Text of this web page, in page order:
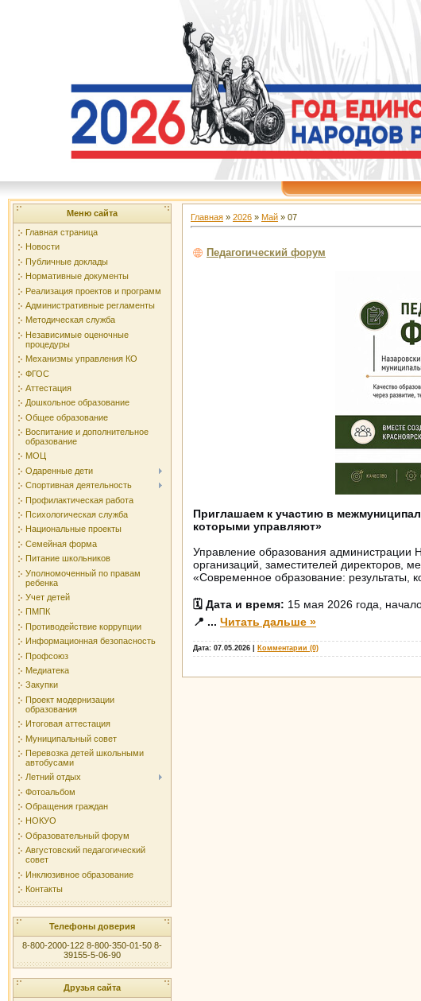
Меню сайта
Главная страница
Новости
Публичные доклады
Нормативные документы
Реализация проектов и программ
Административные регламенты
Методическая служба
Независимые оценочные
процедуры
Механизмы управления КО
ФГОС
Аттестация
Дошкольное образование
Общее образование
Воспитание и дополнительное
образование
МОЦ
Одаренные дети
Спортивная деятельность
Профилактическая работа
Психологическая служба
Национальные проекты
Семейная форма
Питание школьников
Уполномоченный по правам
ребенка
Учет детей
ПМПК
Противодействие коррупции
Информационная безопасность
Профсоюз
Медиатека
Закупки
Проект модернизации
образования
Итоговая аттестация
Муниципальный совет
Перевозка детей школьными
автобусами
Летний отдых
Фотоальбом
Обращения граждан
НОКУО
Образовательный форум
Августовский педагогический
совет
Инклюзивное образование
Контакты
Телефоны доверия
8-800-2000-122 8-800-350-01-50 8-
39155-5-06-90
Друзья сайта
Главная » 2026 » Май » 07
Педагогический форум
Приглашаем к участию в
которыми управляют»
Управление образования администрации
организаций, заместителей директоров,
«Современное образование: результаты,
🗓 Дата и время: 15 мая 2026 года,
📍 ... Читать дальше »
Дата: 07.05.2026 Комментарии (0)